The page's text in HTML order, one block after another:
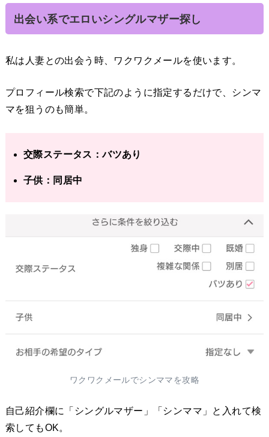
出会い系でエロいシングルマザー探し
私は人妻との出会う時、ワクワクメールを使います。
プロフィール検索で下記のように指定するだけで、シンマ
マを狙うのも簡単。
交際ステータス：バツあり
子供：同居中
ワクワクメールでシンママを攻略
自己紹介欄に「シングルマザー」「シンママ」と入れて検
索してもOK。